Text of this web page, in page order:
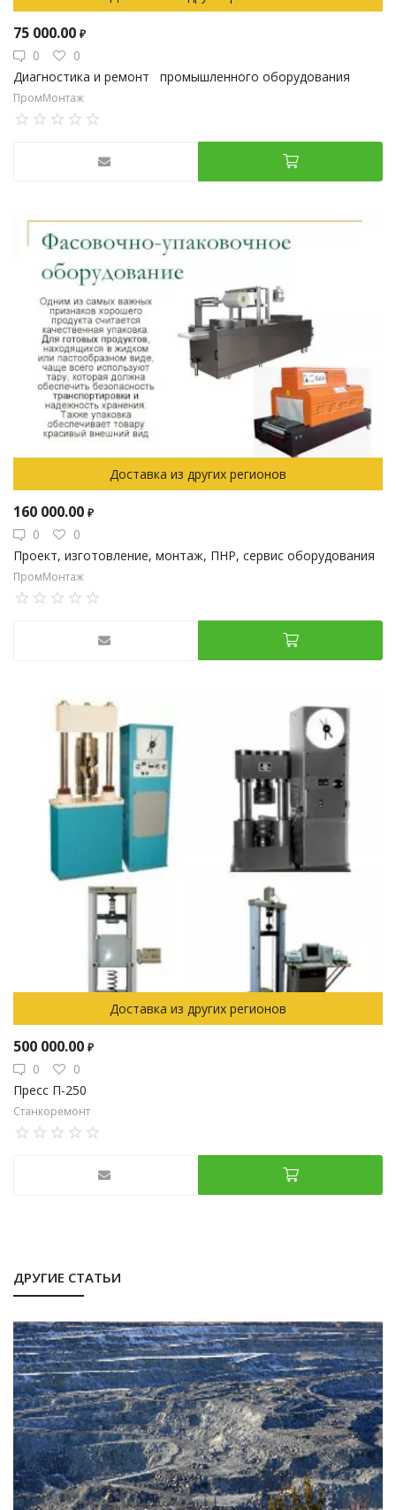
75 000.00 ₽
0
0
Диагностика и ремонт промышленного оборудования
ПромМонтаж
Доставка из других регионов
160 000.00 ₽
0
0
Проект, изготовление, монтаж, ПНР, сервис оборудования
ПромМонтаж
Доставка из других регионов
500 000.00 ₽
0
0
Пресс П-250
Станкоремонт
ДРУГИЕ СТАТЬИ